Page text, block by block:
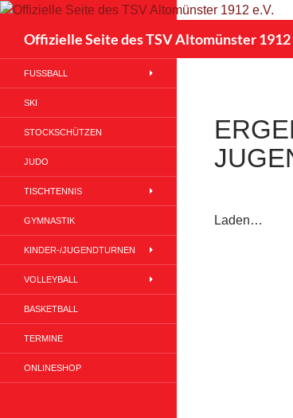
Offizielle Seite des TSV Altomünster 1912
Laden…
FUSSBALL
SKI
STOCKSCHÜTZEN
JUDO
TISCHTENNIS
GYMNASTIK
KINDER-/JUGENDTURNEN
VOLLEYBALL
BASKETBALL
TERMINE
ONLINESHOP